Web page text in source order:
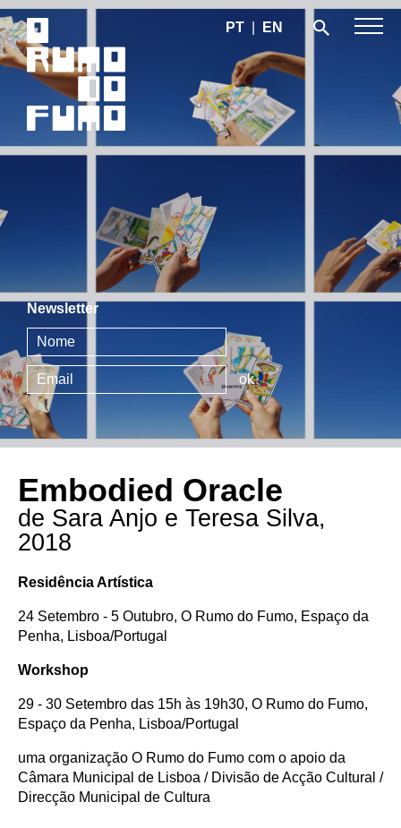
Newsletter
ok
PT EN
Embodied Oracle
de Sara Anjo e Teresa Silva,
2018
Residência Artística
24 Setembro - 5 Outubro, O Rumo do Fumo, Espaço da
Penha, Lisboa/Portugal
Workshop
29 - 30 Setembro das 15h às 19h30, O Rumo do Fumo,
Espaço da Penha, Lisboa/Portugal
uma organização O Rumo do Fumo com o apoio da
Câmara Municipal de Lisboa / Divisão de Acção Cultural /
Direcção Municipal de Cultura